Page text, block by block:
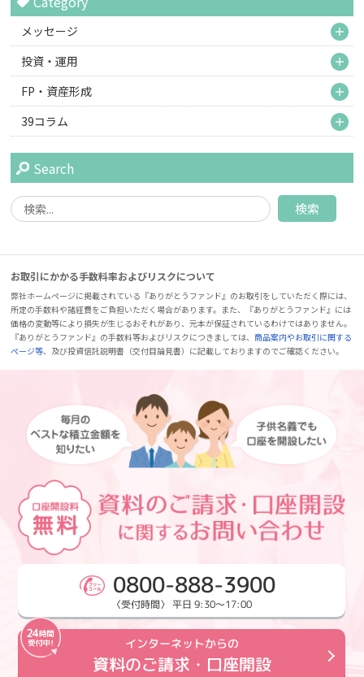
メッセージ
投資・運用
FP・資産形成
39コラム
Search
お取引にかかる手数料率およびリスクについて
弊社ホームページに掲載されている『ありがとうファンド』のお取引をしていただく際には、
所定の手数料や諸経費をご負担いただく場合があります。また、『ありがとうファンド』には
価格の変動等により損失が生じるおそれがあり、元本が保証されているわけではありません。
『ありがとうファンド』の手数料等およびリスクにつきましては、商品案内やお取引に関する
ページ等、及び投資信託説明書（交付目論見書）に記載しておりますのでご確認ください。
0800-888-3900
〈受付時間〉 平日 9:30～17:00
インターネットからの
資料のご請求・口座開設